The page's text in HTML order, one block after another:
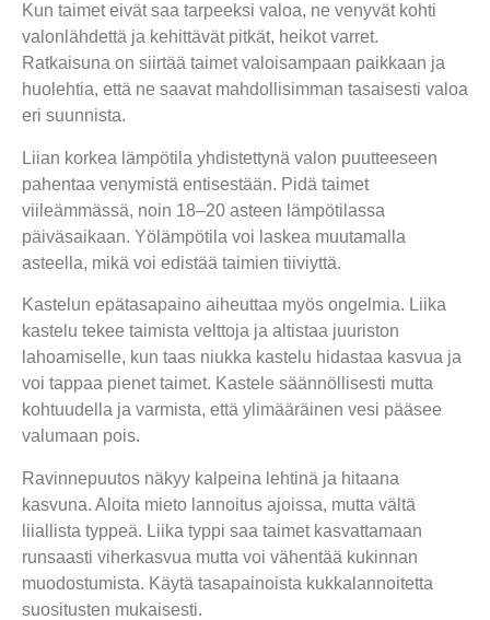
Kun taimet eivät saa tarpeeksi valoa, ne venyvät kohti
valonlähdettä ja kehittävät pitkät, heikot varret.
Ratkaisuna on siirtää taimet valoisampaan paikkaan ja
huolehtia, että ne saavat mahdollisimman tasaisesti valoa
eri suunnista.
Liian korkea lämpötila yhdistettynä valon puutteeseen
pahentaa venymistä entisestään. Pidä taimet
viileämmässä, noin 18–20 asteen lämpötilassa
päiväsaikaan. Yölämpötila voi laskea muutamalla
asteella, mikä voi edistää taimien tiiviyttä.
Kastelun epätasapaino aiheuttaa myös ongelmia. Liika
kastelu tekee taimista velttoja ja altistaa juuriston
lahoamiselle, kun taas niukka kastelu hidastaa kasvua ja
voi tappaa pienet taimet. Kastele säännöllisesti mutta
kohtuudella ja varmista, että ylimääräinen vesi pääsee
valumaan pois.
Ravinnepuutos näkyy kalpeina lehtinä ja hitaana
kasvuna. Aloita mieto lannoitus ajoissa, mutta vältä
liiallista typpeä. Liika typpi saa taimet kasvattamaan
runsaasti viherkasvua mutta voi vähentää kukinnan
muodostumista. Käytä tasapainoista kukkalannoitetta
suositusten mukaisesti.